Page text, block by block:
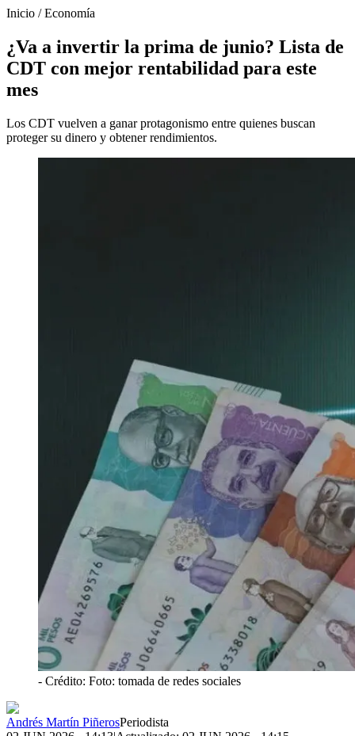
Inicio /Economía
¿Va a invertir la prima de junio? Lista de
CDT con mejor rentabilidad para este
mes
Los CDT vuelven a ganar protagonismo entre quienes buscan
proteger su dinero y obtener rendimientos.
- Crédito: Foto: tomada de redes sociales
Andrés Martín PiñerosPeriodista